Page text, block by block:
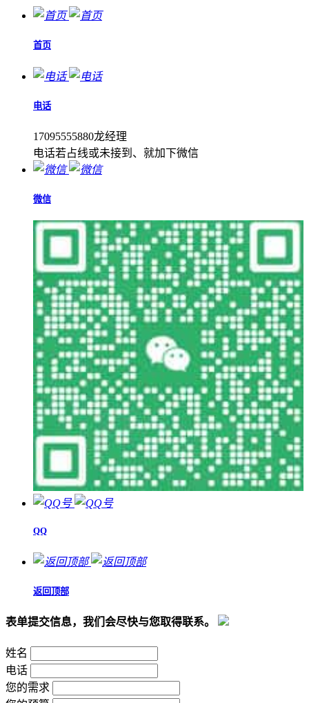
首页
电话
17095555880龙经理
电话若占线或未接到、就加下微信
微信
QQ
返回顶部
表单提交信息，我们会尽快与您取得联系。
姓名
电话
您的需求